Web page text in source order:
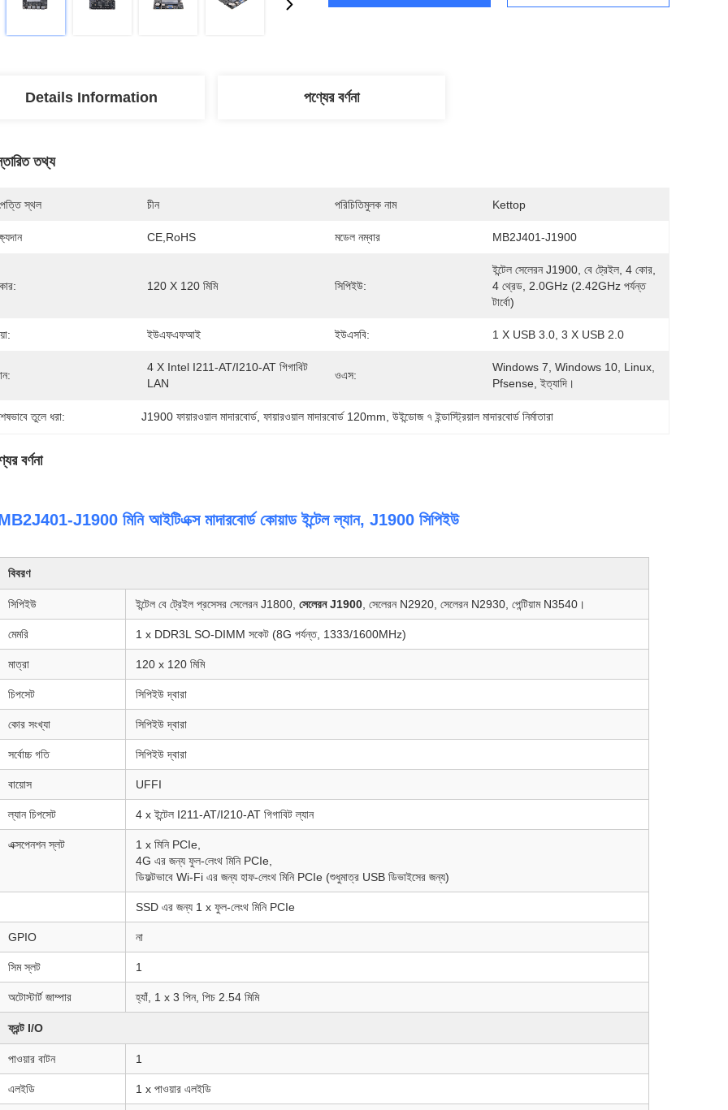
Details Information পণ্যের বর্ণনা
তথ্য
স্থল চীন পরিচিতিমুলক নাম Kettop
CE,RoHS মডেল নম্বার MB2J401-J1900
120 X 120 মিমি সিপিইউ:
ইন্টেল সেলেরন J1900, বে ট্রেইল, 4 কোর,
4 থ্রেড, 2.0GHz (2.42GHz পর্যন্ত
টার্বো)
ইউএফএফআই ইউএসবি: 1 X USB 3.0, 3 X USB 2.0
4 X Intel I211-AT/I210-AT গিগাবিট
LAN
ওএস:
Windows 7, Windows 10, Linux,
Pfsense, ইত্যাদি।
তুলে ধরা: J1900 ফায়ারওয়াল মাদারবোর্ড, ফায়ারওয়াল মাদারবোর্ড 120mm , উইন্ডোজ ৭ ইন্ডাস্ট্রিয়াল মাদারবোর্ড নির্মাতারা
বর্ণনা
J1900 মিনি আইটিএক্স মাদারবোর্ড কোয়াড ইন্টেল ল্যান, J1900 সিপিইউ
বিবরণ
সিপিইউ ইন্টেল বে ট্রেইল প্রসেসর সেলেরন J1800, সেলেরন J1900 , সেলেরন N2920, সেলেরন N2930, পেন্টিয়াম N3540।
মেমরি 1 x DDR3L SO-DIMM সকেট (8G পর্যন্ত, 1333/1600MHz)
মাত্রা 120 x 120 মিমি
চিপসেট সিপিইউ দ্বারা
কোর সংখ্যা সিপিইউ দ্বারা
সর্বোচ্চ গতি সিপিইউ দ্বারা
বায়োস UFFI
ল্যান চিপসেট 4 x ইন্টেল I211-AT/I210-AT গিগাবিট ল্যান
এক্সপেনশন স্লট
1 x মিনি PCIe,
4G এর জন্য ফুল-লেংথ মিনি PCIe,
ডিফল্টভাবে Wi-Fi এর জন্য হাফ-লেংথ মিনি PCIe (শুধুমাত্র USB ডিভাইসের জন্য)
SSD এর জন্য 1 x ফুল-লেংথ মিনি PCIe
GPIO না
সিম স্লট 1
অটোস্টার্ট জাম্পার হ্যাঁ, 1 x 3 পিন, পিচ 2.54 মিমি
ফ্রন্ট I/O
পাওয়ার বাটন 1
এলইডি 1 x পাওয়ার এলইডি